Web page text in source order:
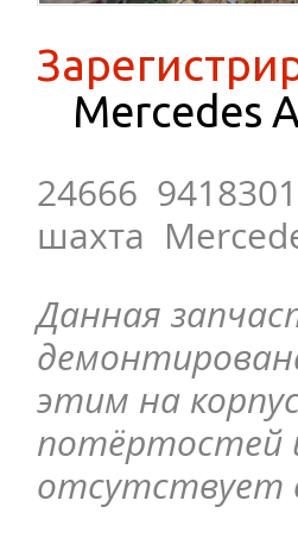
Mercedes
24666
шахта
Данная
этим на
отсутствует